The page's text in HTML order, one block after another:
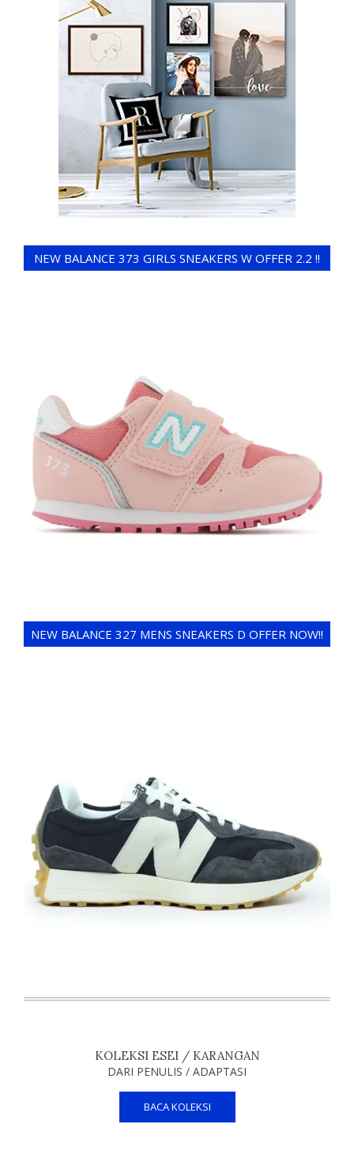
NEW BALANCE 373 GIRLS SNEAKERS W OFFER 2.2 !!
NEW BALANCE 327 MENS SNEAKERS D OFFER NOW!!
KOLEKSI ESEI / KARANGAN
DARI PENULIS / ADAPTASI
BACA KOLEKSI